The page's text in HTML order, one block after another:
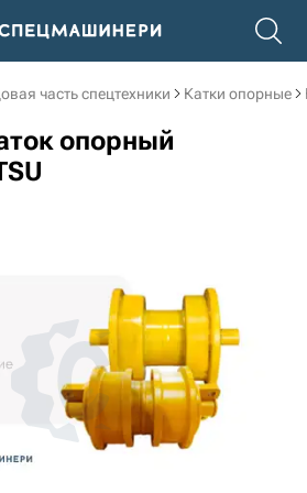
часть спецтехники Катки опорные
опорный